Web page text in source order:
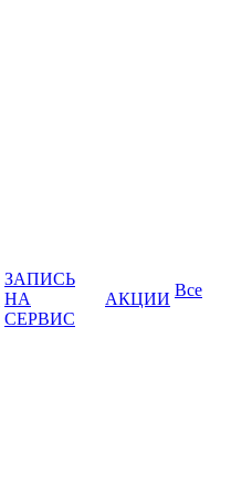
ЗАПИСЬ
НА
СЕРВИС
АКЦИИ Все